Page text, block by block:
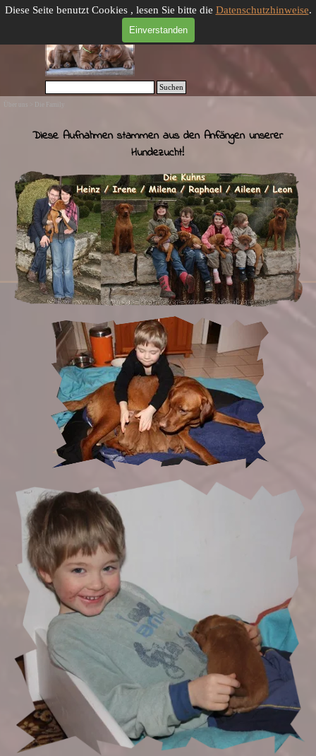
Diese Seite benutzt Cookies , lesen Sie bitte die Datenschutzhinweise.
Einverstanden
Direkt zum Seiteninhalt Menü überspringen
Suchen
Diese Aufnahmen stammen aus den Anfängen unserer
Hundezucht!